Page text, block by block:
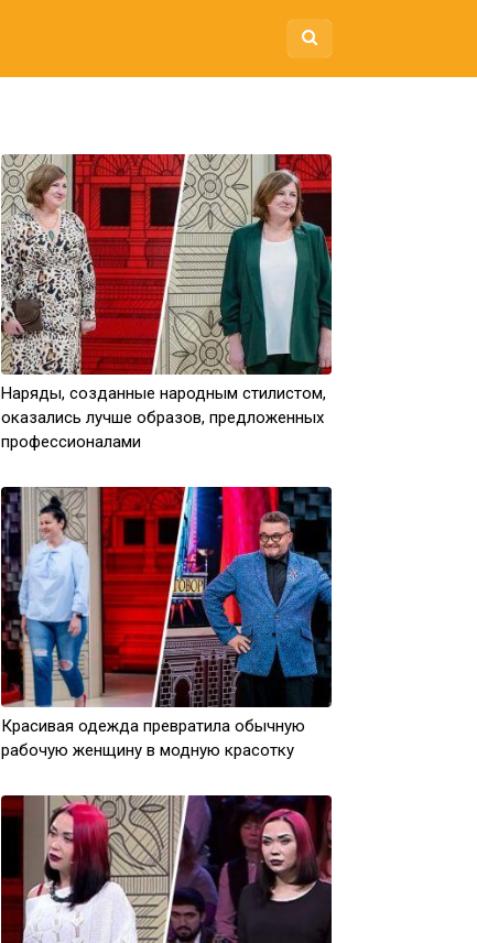
Наряды, созданные народным стилистом,
оказались лучше образов, предложенных
профессионалами
Красивая одежда превратила обычную
рабочую женщину в модную красотку